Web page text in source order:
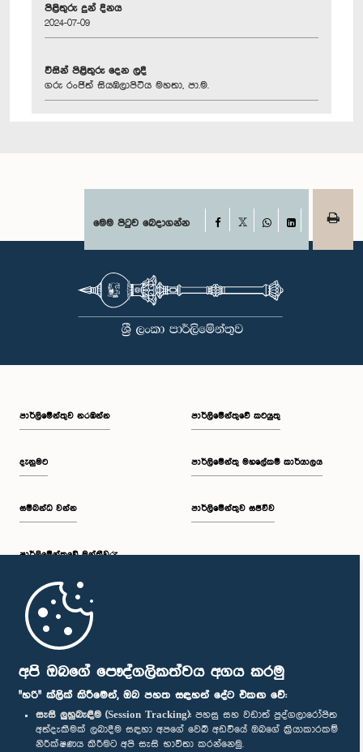
අපි ඔබගේ පෞද්ගලිකත්වය අගය කරමු
"හරි" ක්ලික් කිරීමෙන්, ඔබ පහත සඳහන් දේට එකඟ වේ:
සැසි ලුහුබැඳීම (Session Tracking): පහසු සහ වඩාත් පුද්ගලාරෝපිත
අත්දැකීමක් ලබාදීම සඳහා අපගේ වෙබ් අඩවියේ ඔබගේ ක්‍රියාකාරකම්
නිරීක්ෂණය කිරීමට අපි සැසි භාවිතා කරන්නෙමු.
පිළිතුරු දුන් දිනය
2024-07-09
විසින් පිළිතුරු දෙන ලදී
ගරු රංජිත් සියඹලාපිටිය මහතා, පා.ම.
මෙම පිටුව බෙදාගන්න Facebook
WhatsAppLinkedIn
පාර්ලි‌මේන්තුව නරඹන්න
දැනුමට
සම්බන්ධ වන්න
පාර්ලි‌මේන්තුවේ මන්ත්‍රීවරු
මුල් පිටුව
පාර්ලිමේන්තුවේ කටයුතු
පාර්ලිමේන්තු මහලේකම් කාර්යාලය
පාර්ලිමේන්තුව සජීවීව
පාර්ලිමේන්තු ජංගම යෙදුම